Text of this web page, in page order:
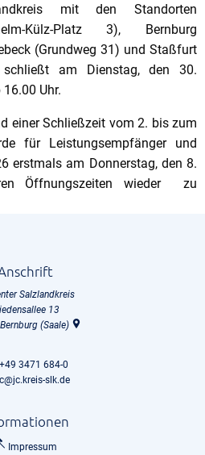
mit den Standorten
Külz-Platz 3), Bernburg
(Grundweg 31) und Staßfurt
schließt am Dienstag, den 30.
Uhr.
einer Schließzeit vom 2. bis zum
für Leistungsempfänger und
erstmals am Donnerstag, den 8.
Öffnungszeiten wieder zu
Salzlandkreis
13
Bernburg (Saale)
+49 3471 684-0
slk.de
Impressum